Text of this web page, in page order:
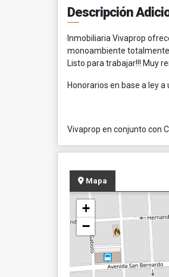
Descripción
Inmobiliaria Vivaprop
monoambiente totalmente
Listo para trabajar!!! Muy
Honorarios en base a ley
Vivaprop en conjunto con
Mapa
+
−